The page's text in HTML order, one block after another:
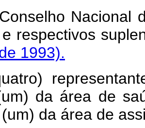
Nacional
respectivos
1993).
da área de
da área de